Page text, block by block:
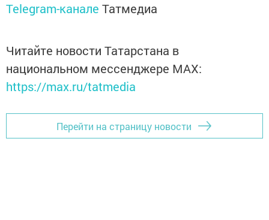
Telegram-канале Татмедиа
Читайте новости Татарстана в
национальном мессенджере MАХ:
https://max.ru/tatmedia
Перейти на страницу новости